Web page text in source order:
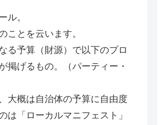
ル。
ことを云います。
る予算（財源）で以下のプロ
掲げるもの。（パーティー・
大概は自治体の予算に自由度
「ローカルマニフェスト」